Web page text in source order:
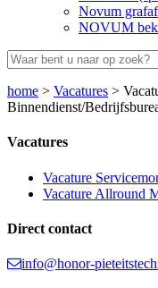
Novum
NOVUM
home > Vacatures >
Binnendienst/
Vacatures
Vacature
Vacature Allround
Direct contact
info@honor-